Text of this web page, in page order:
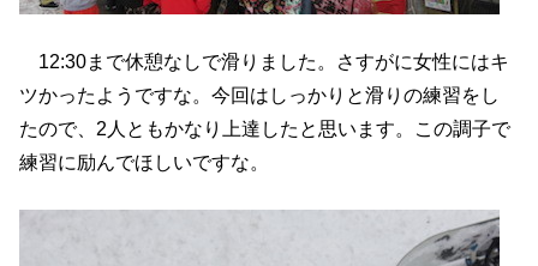
12:30まで休憩なしで滑りました。さすがに女性にはキ
ツかったようですな。今回はしっかりと滑りの練習をし
たので、2人ともかなり上達したと思います。この調子で
練習に励んでほしいですな。